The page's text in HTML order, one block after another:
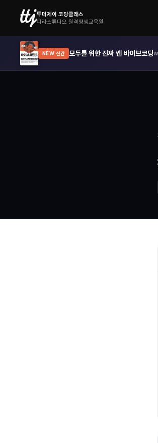
투더제이 코딩클래스
피라스튜디오 원격평생교육원
NEW 신간 모두를 위한 진짜 쎈 바이브코딩